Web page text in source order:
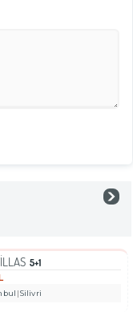
5+1
Silivri